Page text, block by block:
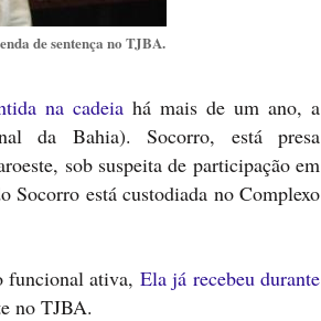
de sentença no TJBA.
na cadeia há mais de um ano, a
da Bahia). Socorro, está presa
sob suspeita de participação em
Socorro está custodiada no Complexo
funcional ativa, Ela já recebeu durante
no TJBA.